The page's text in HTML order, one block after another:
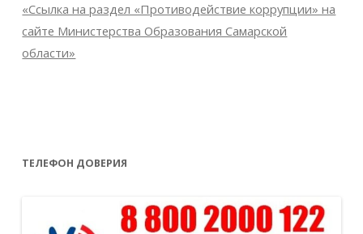
«Ссылка на раздел «Противодействие коррупции» на
сайте Министерства Образования Самарской
области»
ТЕЛЕФОН ДОВЕРИЯ